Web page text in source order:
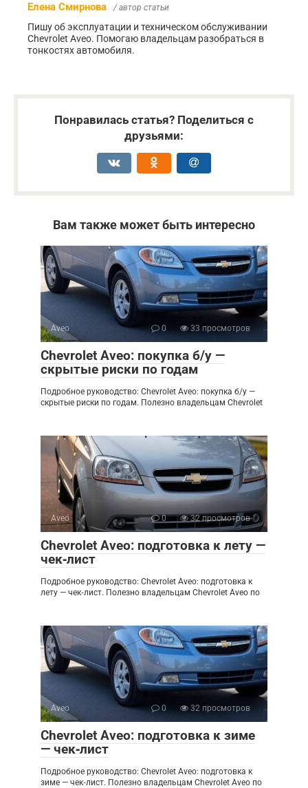
Елена Смирнова / автор статьи
Пишу об эксплуатации и техническом обслуживании
Chevrolet Aveo. Помогаю владельцам разобраться в
тонкостях автомобиля.
Понравилась статья? Поделиться с
друзьями:
Вам также может быть интересно
Aveo 0 33 просмотров
Chevrolet Aveo: покупка б/у —
скрытые риски по годам
Подробное руководство: Chevrolet Aveo: покупка б/у —
скрытые риски по годам. Полезно владельцам Chevrolet
Aveo 0 32 просмотров
Chevrolet Aveo: подготовка к лету —
чек‑лист
Подробное руководство: Chevrolet Aveo: подготовка к
лету — чек‑лист. Полезно владельцам Chevrolet Aveo по
Aveo 0 32 просмотров
Chevrolet Aveo: подготовка к зиме
— чек‑лист
Подробное руководство: Chevrolet Aveo: подготовка к
зиме — чек‑лист. Полезно владельцам Chevrolet Aveo по